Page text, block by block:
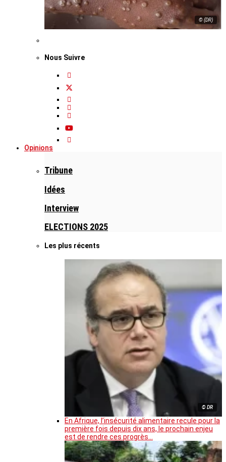
© (DR)
Nous Suivre
Opinions
Tribune
Idées
Interview
ELECTIONS 2025
Les plus récents
© DR
En Afrique, l’insécurité alimentaire recule pour la
première fois depuis dix ans, le prochain enjeu
est de rendre ces progrès…